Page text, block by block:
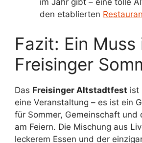
im Jahr gibt – eine tolle
den etablierten
Fazit: Ein Muss
Freisinger
Das Freisinger Altstadtfest ist
eine Veranstaltung – es ist ein
für Sommer, Gemeinschaft und
am Feiern. Die Mischung aus
leckerem Essen und der